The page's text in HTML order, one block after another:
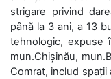
strigare privind
până la 3 ani, a 13
tehnologic, expuse
mun.Chișinău,
Comrat, includ